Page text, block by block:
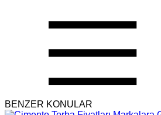
BENZER KONULAR